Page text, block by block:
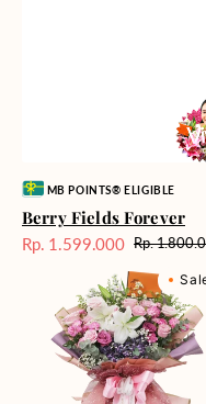
Vendor:MB POINTS® ELIGIBLE
Berry Fields Forever
Harga
Rp. 1.599.000 Harga
reguler
Rp.
Cascade